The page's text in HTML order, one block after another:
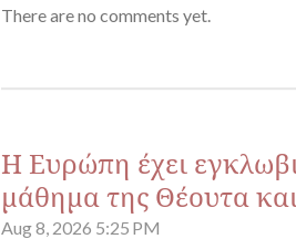
There are no comments yet.
Η Ευρώπη έχει
μάθημα της Θέουτα
Aug 8, 2026 5:25 PM